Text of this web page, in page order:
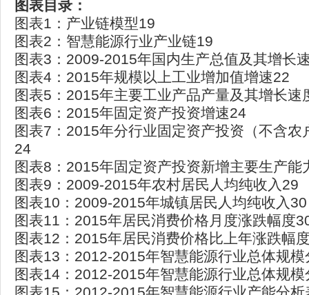
图表目录：
图表1：产业链模型19
图表2：智慧能源行业产业链19
图表3：2009-2015年国内生产总值及其增长
图表4：2015年规模以上工业增加值增速22
图表5：2015年主要工业产品产量及其增长速
图表6：2015年固定资产投资增速24
图表7：2015年分行业固定资产投资（不含农
24
图表8：2015年固定资产投资新增主要生产能
图表9：2009-2015年农村居民人均纯收入29
图表10：2009-2015年城镇居民人均纯收入30
图表11：2015年居民消费价格月度涨跌幅度
图表12：2015年居民消费价格比上年涨跌幅
图表13：2012-2015年智慧能源行业总体规
图表14：2012-2015年智慧能源行业总体规模